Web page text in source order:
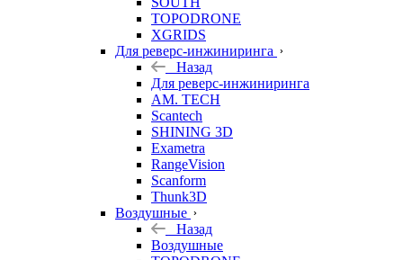
TOPODRONE
XGRIDS
Для реверс-инжиниринга
Назад
Для реверс-инжиниринга
AM. TECH
Scantech
SHINING 3D
Exametra
RangeVision
Scanform
Thunk3D
Воздушные
Назад
Воздушные